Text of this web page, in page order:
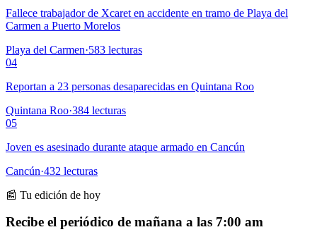
Fallece trabajador de Xcaret en accidente en tramo de Playa del
Carmen a Puerto Morelos
Playa del Carmen·583 lecturas
04
Reportan a 23 personas desaparecidas en Quintana Roo
Quintana Roo·384 lecturas
05
Joven es asesinado durante ataque armado en Cancún
Cancún·432 lecturas
📰 Tu edición de hoy
Recibe el periódico de mañana a las 7:00 am